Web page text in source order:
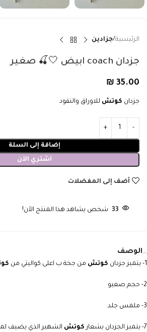
الرئيسية جزادين
جزدان coach ابيض 🤍🍒 صغير
₪ 35.00
جزدان كوتش للاوراق والنقود
إضافة إلى السلة
اشتري الآن
أضف إلى المفضلات
33 شخص يشاهد هذا المنتج الآن!
الوصف
1- يتميز جزدان كوتش من جخة ب اعلى كواليتي من
2- حجم صغيو
3- ملمس جلد.
7- يتميز الجزدان بشعار كوتش الشهير الذي يضيف